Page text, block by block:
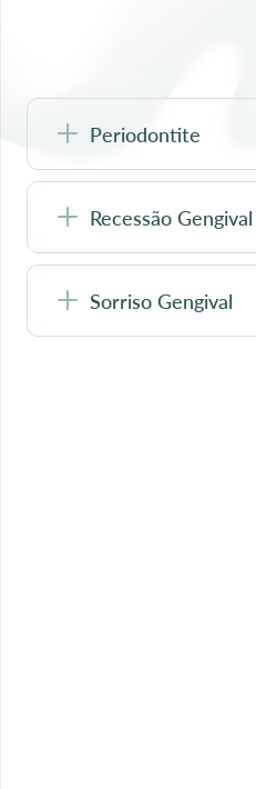
Periodontite
Recessão Gengival
Sorriso Gengival